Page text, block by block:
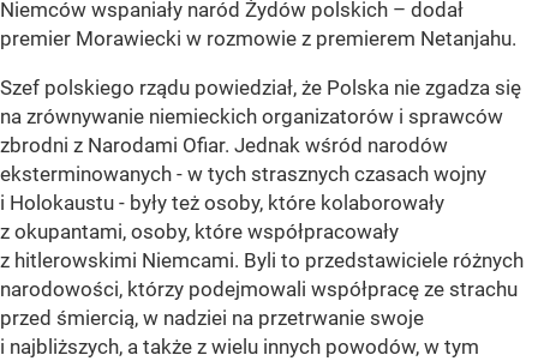
Niemców wspaniały naród Żydów polskich – dodał
premier Morawiecki w rozmowie z premierem Netanjahu.
Szef polskiego rządu powiedział, że Polska nie zgadza się
na zrównywanie niemieckich organizatorów i sprawców
zbrodni z Narodami Ofiar. Jednak wśród narodów
eksterminowanych - w tych strasznych czasach wojny
i Holokaustu - były też osoby, które kolaborowały
z okupantami, osoby, które współpracowały
z hitlerowskimi Niemcami. Byli to przedstawiciele różnych
narodowości, którzy podejmowali współpracę ze strachu
przed śmiercią, w nadziei na przetrwanie swoje
i najbliższych, a także z wielu innych powodów, w tym